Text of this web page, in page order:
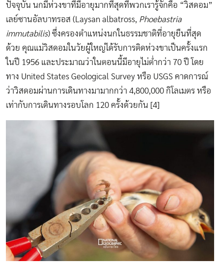
ปัจจุบัน นกมีห่วงขาที่มีอายุมากที่สุดที่พวกเรารู้จักคือ “วิสดอม”
เลย์ซานอัลบาทรอส (Laysan albatross, Phoebastria
immutabilis) ซึ่งครองตำแหน่งนกในธรรมชาติที่อายุยืนที่สุด
ด้วย คุณแม่วิสดอมในวัยผู้ใหญ่ได้รับการติดห่วงขาเป็นครั้งแรก
ในปี 1956 และประมาณว่าในตอนนี้มีอายุไม่ต่ำกว่า 70 ปี โดย
ทาง United States Geological Survey หรือ USGS คาดการณ์
ว่าวิสดอมผ่านการเดินทางมามากกว่า 4,800,000 กิโลเมตร หรือ
เท่ากับการเดินทางรอบโลก 120 ครั้งด้วยกัน [4]